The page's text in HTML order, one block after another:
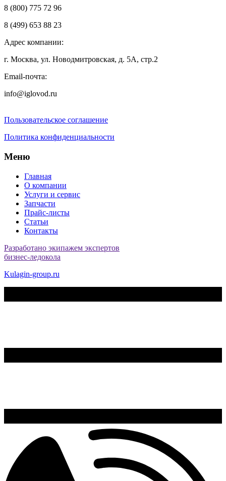
8 (800) 775 72 96
8 (499) 653 88 23
Адрес компании:
г. Москва, ул. Новодмитровская, д. 5А, стр.2
Email-почта:
info@iglovod.ru
Пользовательское соглашение
Политика конфиденциальности
Меню
Главная
О компании
Услуги и сервис
Запчасти
Прайс-листы
Статьи
Контакты
Разработано экипажем экспертов
бизнес-ледокола
Kulagin-group.ru